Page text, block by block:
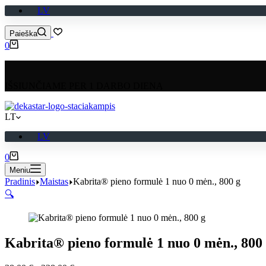
LV
Paieška
Pirkinių
0
LT
LV
Pirkinių
krepšelis
0
Meniu
Pradinis Maistas Kabrita® pieno formulė 1 nuo 0 mėn., 800 g
🔍
Kabrita® pieno formulė 1 nuo 0 mėn., 800